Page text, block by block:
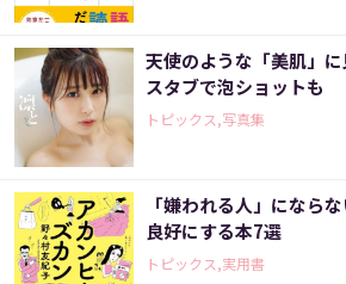
天使のような「美肌」
スタブで泡ショットも
トピックス,写真集
「嫌われる人」になら
良好にする本7選
トピックス,実用書